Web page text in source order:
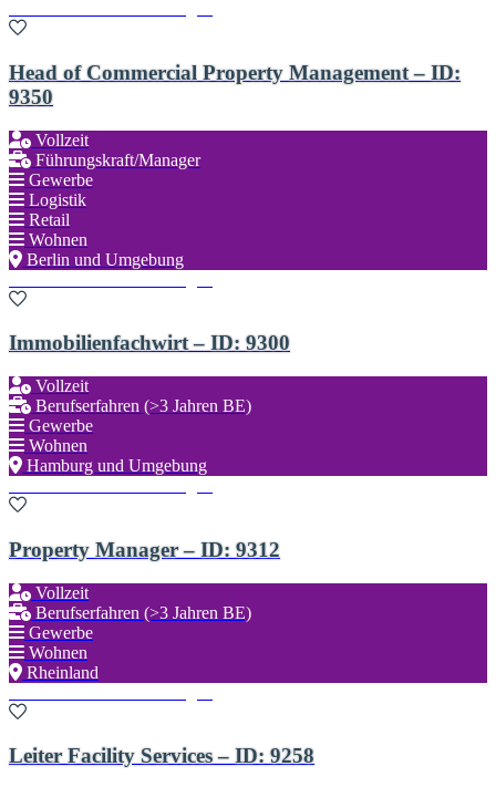
Head of Commercial Property Management – ID:
9350
Vollzeit
Führungskraft/Manager
Gewerbe
Logistik
Retail
Wohnen
Berlin und Umgebung
Immobilienfachwirt – ID: 9300
Vollzeit
Berufserfahren (>3 Jahren BE)
Gewerbe
Wohnen
Hamburg und Umgebung
Property Manager – ID: 9312
Vollzeit
Berufserfahren (>3 Jahren BE)
Gewerbe
Wohnen
Rheinland
Leiter Facility Services – ID: 9258